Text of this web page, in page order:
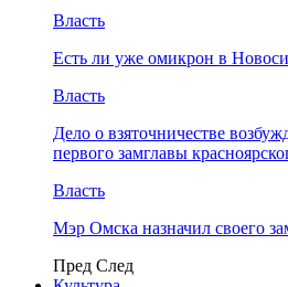
Власть
Есть ли уже омикрон в
Власть
Дело о взяточничестве
первого замглавы
Власть
Мэр Омска назначил своего
Пред След